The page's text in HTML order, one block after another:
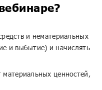
и нематериальных
и выбытие) и начислять
материальных ценностей,